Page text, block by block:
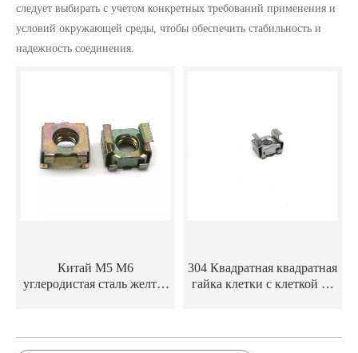
следует выбирать с учетом конкретных требований применения и
условий окружающей среды, чтобы обеспечить стабильность и
надежность соединения.
Китай M5 M6
углеродистая сталь желтая
304 Квадратная квадратная
гайка клетки с клеткой из